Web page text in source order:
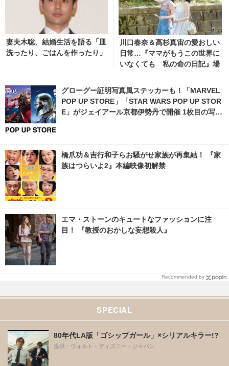
妻夫木聡、結婚生活を語る「皿
洗ったり、ごはんを作ったり」
川口春奈＆高杉真宙の愛おしい
日常…『ママがもうこの世界に
いなくても 私の命の日記』場
nemacafe.net
グローグー証明写真風ステッカーも！「MARVEL
POP UP STORE」「STAR WARS POP UP STOR
E」がジェイアール京都伊勢丹で開催 1枚目の写
橋爪功＆吉行和子らお騒がせ家族が再集結！ 『家
族はつらいよ2』本編映像初解禁
エマ・ストーンのキュートなファッションに注
目！ 『教授のおかしな妄想殺人』
Recommended by
SPECIAL
80年代LA版「ゴシップガール」×シリアルキラー!?
提供：ウォルト・ディズニー・ジャパン